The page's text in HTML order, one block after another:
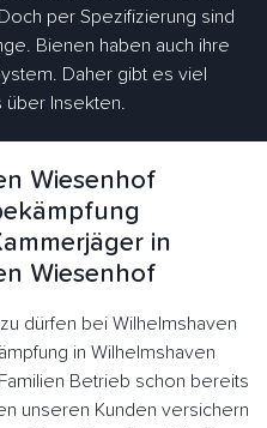
per Spezifizierung sind
Bienen haben auch ihre
Daher gibt es viel
Insekten.
Wiesenhof
in
Wiesenhof
dürfen bei Wilhelmshaven
in Wilhelmshaven
Betrieb schon bereits
unseren Kunden versichern